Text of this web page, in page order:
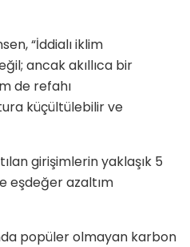
“İddialı iklim
ancak akıllıca bir
de refahı
küçültülebilir ve
girişimlerin yaklaşık 5
eşdeğer azaltım
popüler olmayan karbon